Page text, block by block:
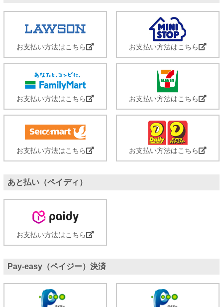
お支払い方法はこちら お支払い方法はこちら
お支払い方法はこちら お支払い方法はこちら
お支払い方法はこちら お支払い方法はこちら
あと払い（ペイディ）
お支払い方法はこちら
Pay-easy（ペイジー）決済